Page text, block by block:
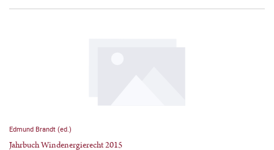
Edmund Brandt (ed.)
Jahrbuch Windenergierecht 2015